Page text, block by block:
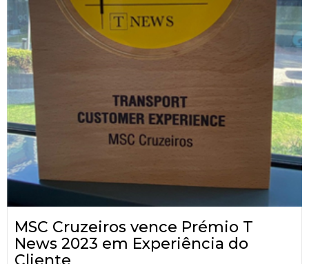
MSC Cruzeiros vence Prémio T
News 2023 em Experiência do